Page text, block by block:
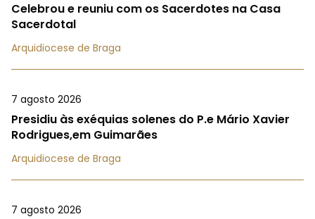
Celebrou e reuniu com os Sacerdotes na Casa
Sacerdotal
Arquidiocese de Braga
7 agosto 2026
Presidiu às exéquias solenes do P.e Mário Xavier
Rodrigues,em Guimarães
Arquidiocese de Braga
7 agosto 2026